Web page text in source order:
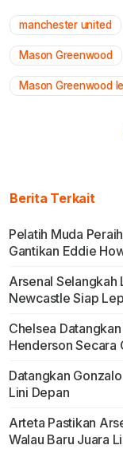
manchester united
Mason Greenwood
Mason Greenwood
Berita Terkait
Pelatih Muda
Gantikan Eddie
Arsenal Selangkah
Newcastle Siap
Chelsea
Henderson Secara
Datangkan
Lini Depan
Arteta Pastikan
Walau Baru Juara